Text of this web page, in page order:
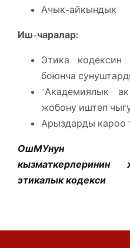
Ачык-айкындык
Иш-чаралар:
Этика
боюнча
“Академиялык
жобону иштеп
Арыздарды кароо
ОшМУнун
кызматкерлеринин
этикалык кодекси